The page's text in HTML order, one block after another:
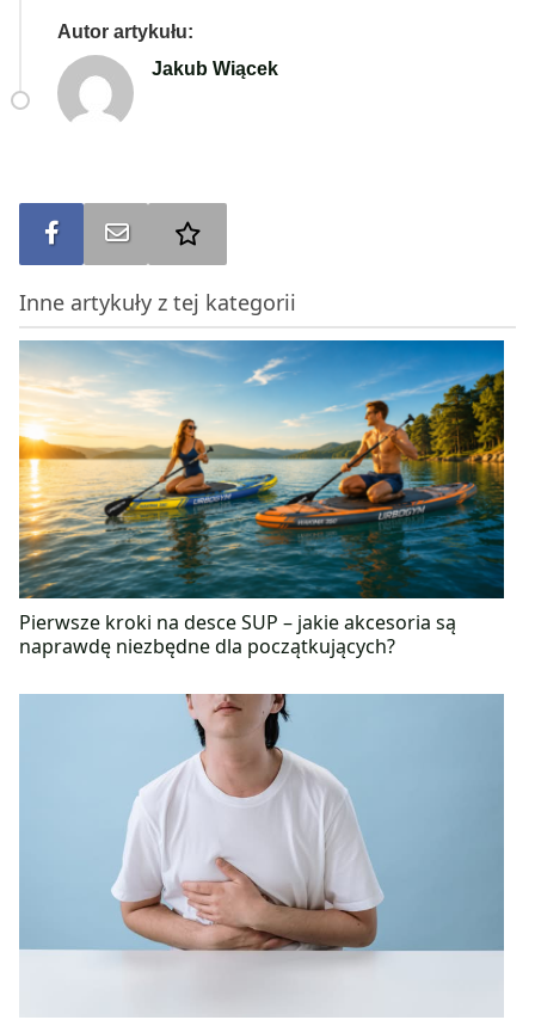
Autor artykułu:
Jakub Wiącek
Udostępnij na FBWyślij na e-mail
Inne artykuły z tej kategorii
Pierwsze kroki na desce SUP – jakie akcesoria są
naprawdę niezbędne dla początkujących?